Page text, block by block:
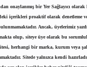
onaylanmış bir Yer Sağlayıcı olarak
içerikleri proaktif olarak denetleme
Ancak, üyelerimiz
olup, siteye üye olarak bu
herhangi bir marka, kurum veya
Sitede yalnızca kendi